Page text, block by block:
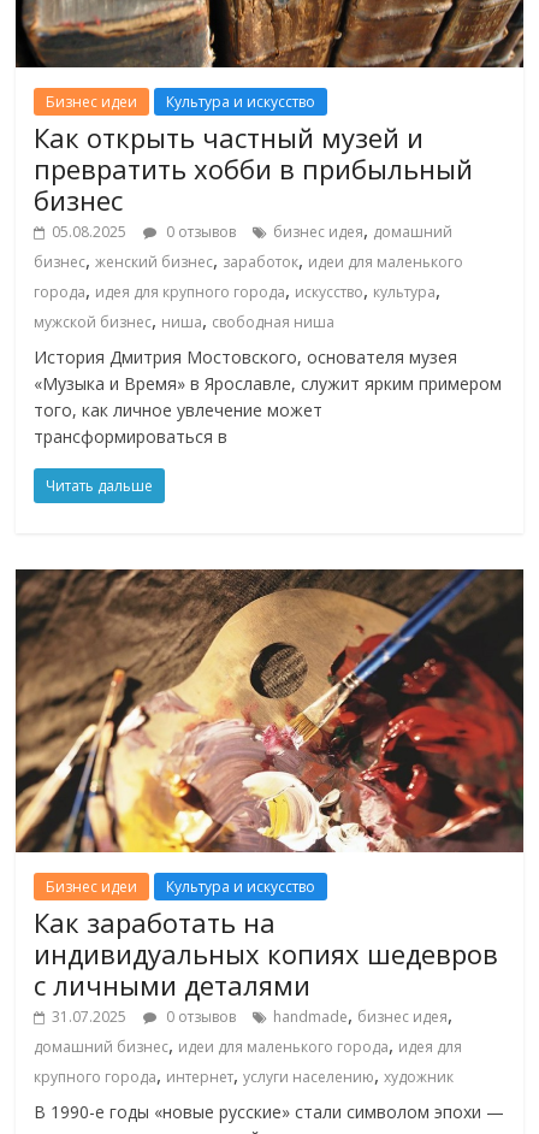
Бизнес идеи Культура и искусство
Как открыть частный музей и
превратить хобби в прибыльный
бизнес
05.08.2025 0 отзывов бизнес идея, домашний
бизнес,женский бизнес, заработок, идеи для маленького
города, идея для крупного города, искусство, культура,
мужской бизнес, ниша, свободная ниша
История Дмитрия Мостовского, основателя музея
«Музыка и Время» в Ярославле, служит ярким примером
того, как личное увлечение может
трансформироваться в
Читать дальше
Бизнес идеи Культура и искусство
Как заработать на
индивидуальных копиях шедевров
с личными деталями
31.07.2025 0 отзывов handmade, бизнес идея,
домашний бизнес, идеи для маленького города, идея для
крупного города, интернет,услуги населению,художник
В 1990-е годы «новые русские» стали символом эпохи —